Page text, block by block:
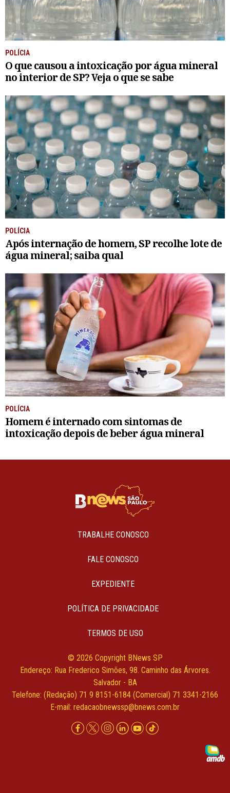
POLÍCIA
O que causou a intoxicação por água mineral
no interior de SP? Veja o que se sabe
POLÍCIA
Após internação de homem, SP recolhe lote de
água mineral; saiba qual
POLÍCIA
Homem é internado com sintomas de
intoxicação depois de beber água mineral
TRABALHE CONOSCO
FALE CONOSCO
EXPEDIENTE
POLÍTICA DE PRIVACIDADE
TERMOS DE USO
© 2026 Copyright BNews SP
Endereço: Rua Frederico Simões, 98. Caminho das Árvores.
Salvador - BA
Telefone: (Redação) 71 9 8151-6184 (Comercial) 71 3341-2166
E-mail: redacaobnewssp@bnews.com.br